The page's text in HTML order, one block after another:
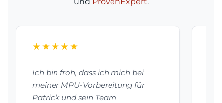
★★★★★
Ich bin froh, dass ich mich bei
meiner MPU-Vorbereitung für
Patrick und sein Team